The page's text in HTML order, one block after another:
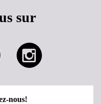
sur
nous!